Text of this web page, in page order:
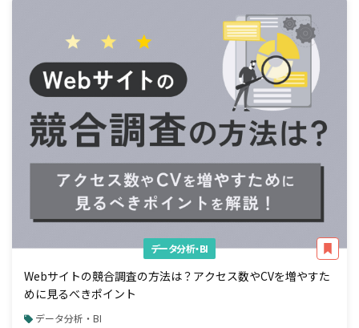
データ分析・BI
Webサイトの競合調査の方法は？アクセス数やCVを増やすた
めに見るべきポイント
データ分析・BI